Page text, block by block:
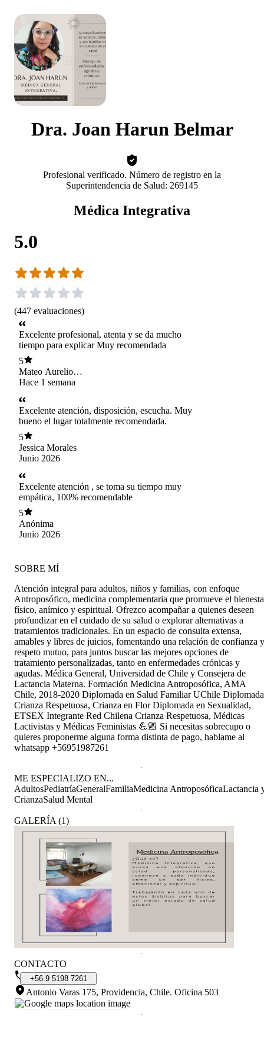
Dra. Joan Harun Belmar
Profesional verificado. Número de registro en la
Superintendencia de Salud: 269145
Médica Integrativa
5.0
(447 evaluaciones)
Excelente profesional, atenta y se da mucho
tiempo para explicar Muy recomendada
5
Mateo Aurelio
maureira Fonseca
Hace 1 semana
Excelente atención, disposición, escucha. Muy
bueno el lugar totalmente recomendada.
5
Jessica Morales
Junio 2026
Excelente atención , se toma su tiempo muy
empática, 100% recomendable
5
Anónima
Junio 2026
SOBRE MÍ
Atención integral para adultos, niños y familias, con enfoque
Antroposófico, medicina complementaria que promueve el
físico, anímico y espiritual. Ofrezco acompañar a quienes deseen
profundizar en el cuidado de su salud o explorar alternativas a
tratamientos tradicionales. En un espacio de consulta extensa,
amables y libres de juicios, fomentando una relación de confianza y
respeto mutuo, para juntos buscar las mejores opciones de
tratamiento personalizadas, tanto en enfermedades crónicas y
agudas. Médica General, Universidad de Chile y Consejera de
Lactancia Materna. Formación Medicina Antroposófica, AMA
Chile, 2018-2020 Diplomada en Salud Familiar UChile Diplomada
Crianza Respetuosa, Crianza en Flor Diplomada en Sexualidad,
ETSEX Integrante Red Chilena Crianza Respetuosa, Médicas
Lactivistas y Médicas Feministas 💪🏼 Si necesitas sobrecupo o
quieres proponerme alguna forma distinta de pago, hablame al
whatsapp +56951987261
ME ESPECIALIZO EN...
AdultosPediatríaGeneralFamiliaMedicina AntroposóficaLactancia
CrianzaSalud Mental
GALERÍA (1)
CONTACTO
+56 9 5198 7261
Antonio Varas 175, Providencia, Chile. Oficina 503